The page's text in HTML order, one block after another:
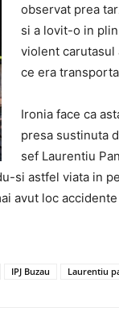
observat prea
si a lovit-o in
violent carutasul
ce era
Ironia face ca
presa sustinuta
sef Laurentiu
si astfel viata in
avut loc
IPJ Buzau Laurentiu